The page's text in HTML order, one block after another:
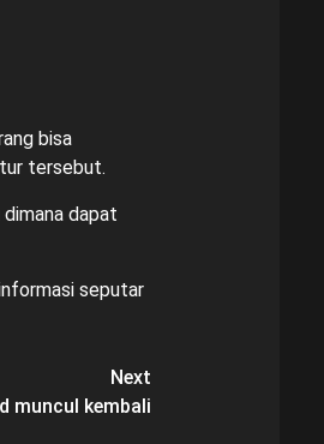
bisa
tersebut.
dapat
seputar
Next
muncul kembali